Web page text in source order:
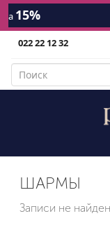
022 22 12 32
ШАРМЫ
Записи не